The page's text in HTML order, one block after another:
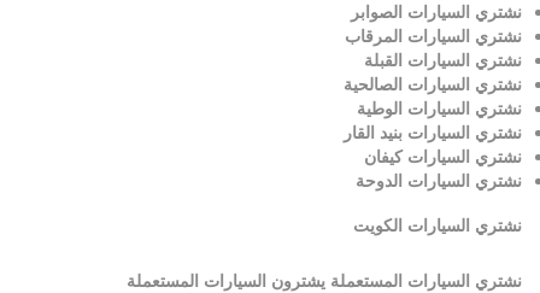
نشتري السيارات الصوابر
نشتري السيارات المرقاب
نشتري السيارات القبلة
نشتري السيارات الصالحية
نشتري السيارات الوطية
نشتري السيارات بنيد القار
نشتري السيارات كيفان
نشتري السيارات الدوحة
نشتري السيارات الكويت
نشتري السيارات المستعملة يشترون السيارات المستعملة